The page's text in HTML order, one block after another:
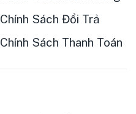
Chính Sách Đổi Trả
Chính Sách Thanh Toán